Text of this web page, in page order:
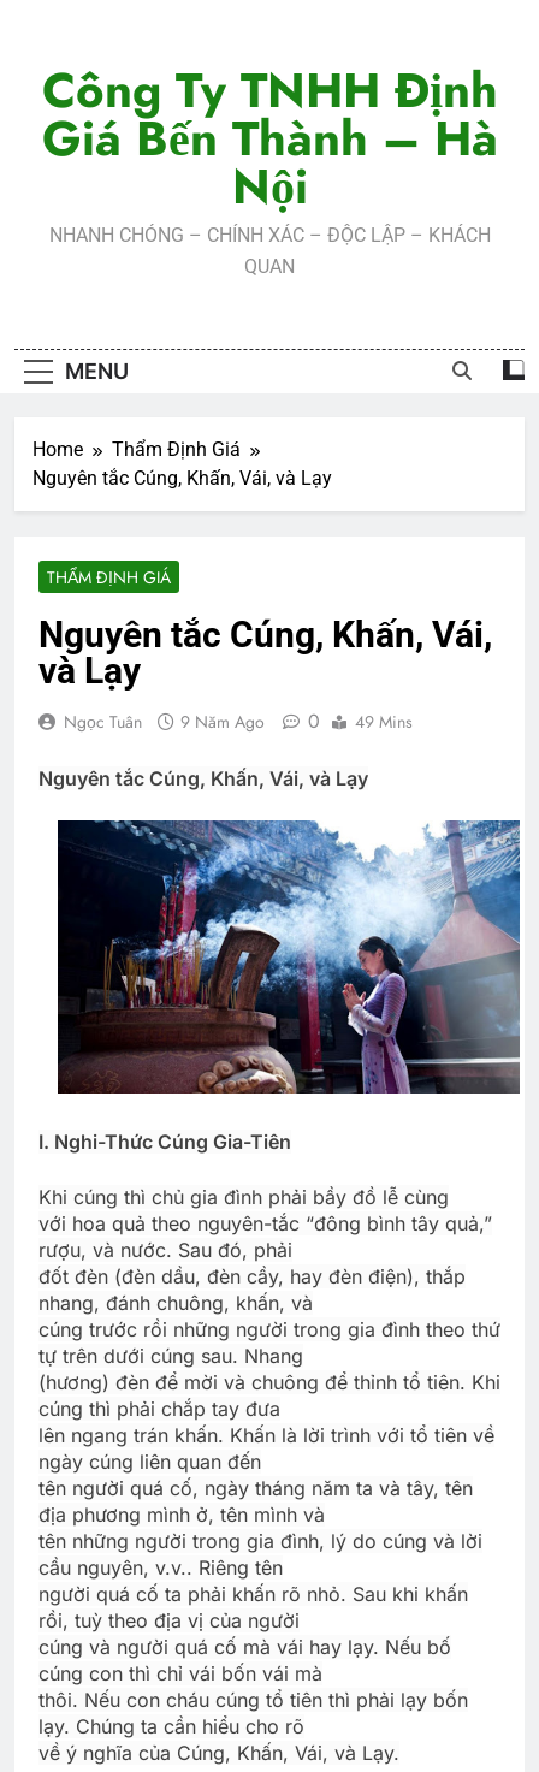
contentCông Ty TNHH Định
Giá Bến Thành – Hà
Nội
NHANH CHÓNG – CHÍNH XÁC – ĐỘC LẬP – KHÁCH
QUAN
MENU
Home
Thẩm Định Giá
Nguyên tắc Cúng, Khấn, Vái, và Lạy
THẨM ĐỊNH GIÁ
Nguyên tắc Cúng, Khấn, Vái,
và Lạy
Ngọc Tuân 9 Năm Ago 0 49 Mins
Nguyên tắc Cúng, Khấn, Vái, và Lạy
I. Nghi-Thức Cúng Gia-Tiên
Khi cúng thì chủ gia đình phải bầy đồ lễ cùng
với hoa quả theo nguyên-tắc “đông bình tây quả,”
rượu, và nước. Sau đó, phải
đốt đèn (đèn dầu, đèn cầy, hay đèn điện), thắp
nhang, đánh chuông, khấn, và
cúng trước rồi những người trong gia đình theo thứ
tự trên dưới cúng sau. Nhang
(hương) đèn để mời và chuông để thỉnh tổ tiên. Khi
cúng thì phải chắp tay đưa
lên ngang trán khấn. Khấn là lời trình với tổ tiên về
ngày cúng liên quan đến
tên người quá cố, ngày tháng năm ta và tây, tên
địa phương mình ở, tên mình và
tên những người trong gia đình, lý do cúng và lời
cầu nguyên, v.v.. Riêng tên
người quá cố ta phải khấn rõ nhỏ. Sau khi khấn
rồi, tuỳ theo địa vị của người
cúng và người quá cố mà vái hay lạy. Nếu bố
cúng con thì chỉ vái bốn vái mà
thôi. Nếu con cháu cúng tổ tiên thì phải lạy bốn
lạy. Chúng ta cần hiểu cho rõ
về ý nghĩa của Cúng, Khấn, Vái, và Lạy.